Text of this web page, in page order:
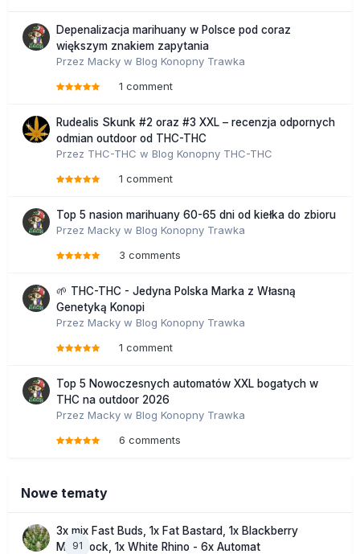
Depenalizacja marihuany w Polsce pod coraz
większym znakiem zapytania
Przez Macky w Blog Konopny Trawka
1 comment
Rudealis Skunk #2 oraz #3 XXL – recenzja odpornych
odmian outdoor od THC-THC
Przez THC-THC w Blog Konopny THC-THC
1 comment
Top 5 nasion marihuany 60-65 dni od kiełka do zbioru
Przez Macky w Blog Konopny Trawka
3 comments
🌱 THC-THC - Jedyna Polska Marka z Własną
Genetyką Konopi
Przez Macky w Blog Konopny Trawka
1 comment
Top 5 Nowoczesnych automatów XXL bogatych w
THC na outdoor 2026
Przez Macky w Blog Konopny Trawka
6 comments
Nowe tematy
91
3x mix Fast Buds, 1x Fat Bastard, 1x Blackberry
Moonrock, 1x White Rhino - 6x Automat